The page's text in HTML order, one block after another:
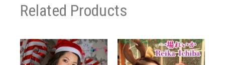
Related Products